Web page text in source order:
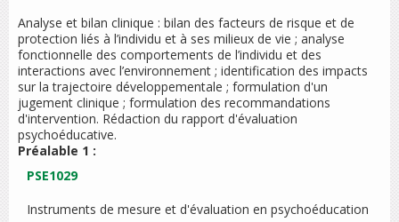
Analyse et bilan clinique : bilan des facteurs de risque et de
protection liés à l’individu et à ses milieux de vie ; analyse
fonctionnelle des comportements de l’individu et des
interactions avec l’environnement ; identification des impacts
sur la trajectoire développementale ; formulation d'un
jugement clinique ; formulation des recommandations
d'intervention. Rédaction du rapport d'évaluation
psychoéducative.
Préalable 1 :
PSE1029
Instruments de mesure et d'évaluation en psychoéducation